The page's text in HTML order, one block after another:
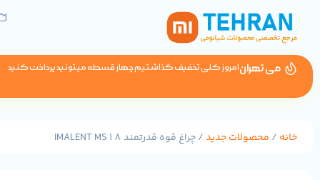
می تهرانامروز کلی تخفیف گذاشتیم چهار قسطه میتونید پرداخت کنید
خانه / محصولات جدید/ چراغ قوه قدرتمند IMALENT MS18